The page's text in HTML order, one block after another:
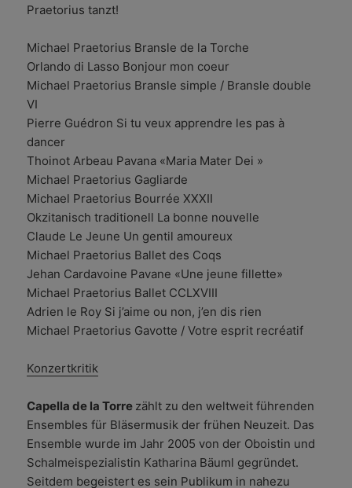
Praetorius tanzt!
Michael Praetorius Bransle de la Torche
Orlando di Lasso Bonjour mon coeur
Michael Praetorius Bransle simple / Bransle double
VI
Pierre Guédron Si tu veux apprendre les pas à
dancer
Thoinot Arbeau Pavana «Maria Mater Dei »
Michael Praetorius Gagliarde
Michael Praetorius Bourrée XXXII
Okzitanisch traditionell La bonne nouvelle
Claude Le Jeune Un gentil amoureux
Michael Praetorius Ballet des Coqs
Jehan Cardavoine Pavane «Une jeune fillette»
Michael Praetorius Ballet CCLXVIII
Adrien le Roy Si j’aime ou non, j’en dis rien
Michael Praetorius Gavotte / Votre esprit recréatif
Konzertkritik
Capella de la Torre zählt zu den weltweit führenden
Ensembles für Bläsermusik der frühen Neuzeit. Das
Ensemble wurde im Jahr 2005 von der Oboistin und
Schalmeispezialistin Katharina Bäuml gegründet.
Seitdem begeistert es sein Publikum in nahezu